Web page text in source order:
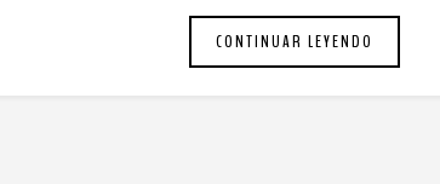
CONTINUAR LEYENDO